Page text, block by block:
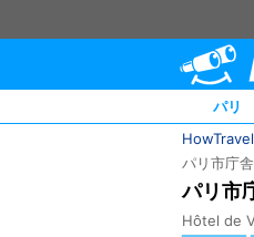
パリ
パリ市庁
パリ市
Hôtel de